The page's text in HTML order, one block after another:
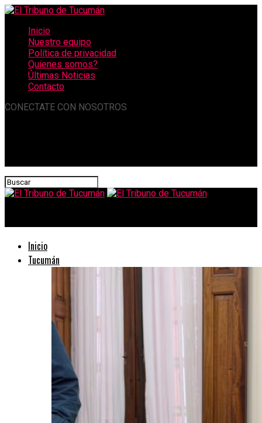
Inicio
Nuestro equipo
Política de privacidad
Quienes somos?
Últimas Noticias
Contacto
CONECTATE CON NOSOTROS
Inicio
Tucumán